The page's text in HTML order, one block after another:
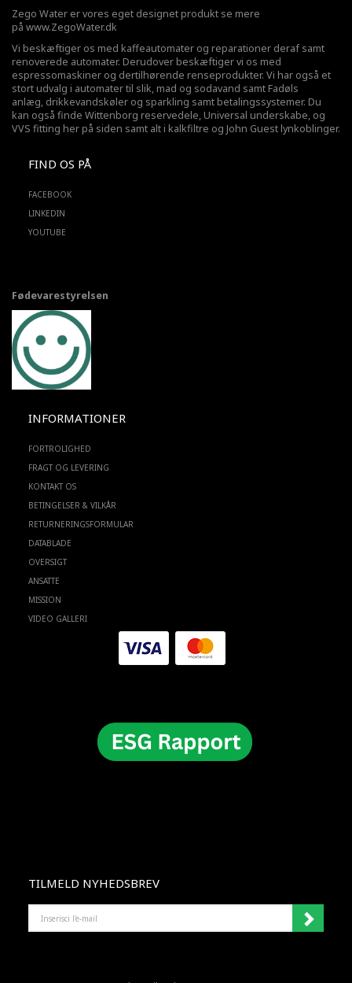
Zego Water er vores eget designet produkt se mere
på www.ZegoWater.dk
Vi beskæftiger os med kaffeautomater og reparationer deraf samt
renoverede automater. Derudover beskæftiger vi os med
espressomaskiner og dertilhørende renseprodukter. Vi har også et
stort udvalg i automater til slik, mad og sodavand samt Fadøls
anlæg, drikkevandskøler og sparkling samt betalingssystemer. Du
kan også finde Wittenborg reservedele, Universal underskabe, og
VVS fitting her på siden samt alt i kalkfiltre og John Guest lynkoblinger.
FIND OS PÅ
FACEBOOK
LINKEDIN
YOUTUBE
Fødevarestyrelsen
INFORMATIONER
FORTROLIGHED
FRAGT OG LEVERING
KONTAKT OS
BETINGELSER & VILKÅR
RETURNERINGSFORMULAR
DATABLADE
OVERSIGT
ANSATTE
MISSION
VIDEO GALLERI
TILMELD NYHEDSBREV
MAIL